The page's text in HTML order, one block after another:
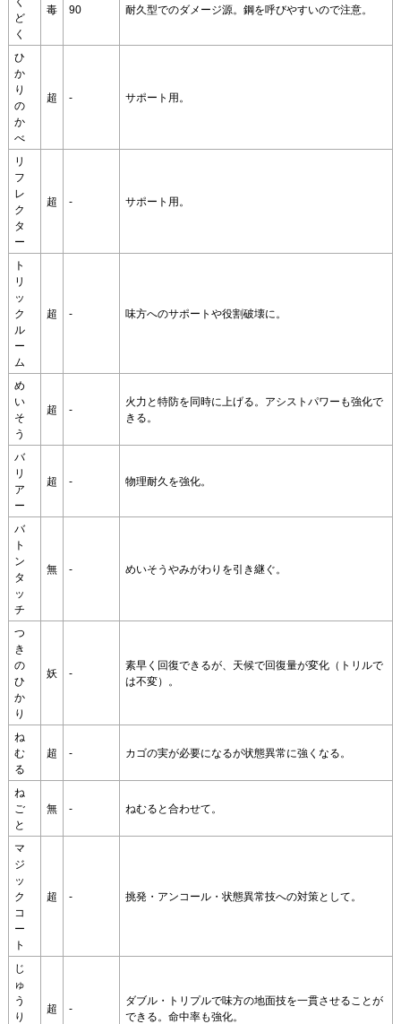
ど
く
毒 90 耐久型でのダメージ源。鋼を呼びやすいので注意。
ひ
か
り
の
か
べ
超 - サポート用。
リ
フ
レ
ク
タ
ー
超 - サポート用。
ト
リ
ッ
ク
ル
ー
ム
超 - 味方へのサポートや役割破壊に。
め
い
そ
う
超 -
火力と特防を同時に上げる。アシストパワーも強化で
きる。
バ
リ
ア
ー
超 - 物理耐久を強化。
バ
ト
ン
タ
ッ
チ
無 - めいそうやみがわりを引き継ぐ。
つ
き
の
ひ
か
り
妖 -
素早く回復できるが、天候で回復量が変化（トリルで
は不変）。
ね
む
る
超 - カゴの実が必要になるが状態異常に強くなる。
ね
ご
と
無 - ねむると合わせて。
マ
ジ
ッ
ク
コ
ー
ト
超 - 挑発・アンコール・状態異常技への対策として。
じ
ゅ
う
り
超 -
ダブル・トリプルで味方の地面技を一貫させることが
できる。命中率も強化。